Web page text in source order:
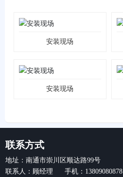
安装现场
安装现场
联系方式
地址：南通市崇川区顺达路99号
联系人：顾经理 手机：13809080878